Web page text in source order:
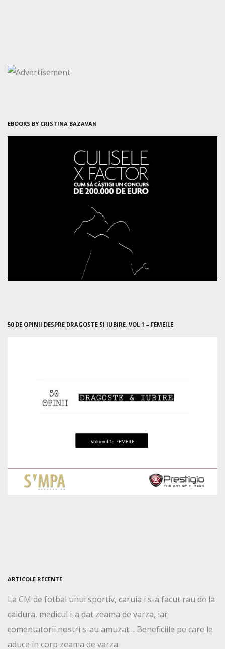
EBOOKS BY CRISTINA BAZAVAN
50 DE OPINII DESPRE DRAGOSTE SI IUBIRE. VOL 1 – FEMEILE
ARTICOLE RECENTE
La CM de fotbal unui sportiv, caruia i s-a facut rau de la
caldura, medicul i-a dat zeama de varza, iar
comentatorii nostri s-au amuzat… Beneficiile pe care le
aduce in corp zeama de varza